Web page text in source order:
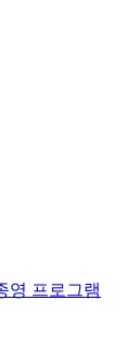
영 프로그램